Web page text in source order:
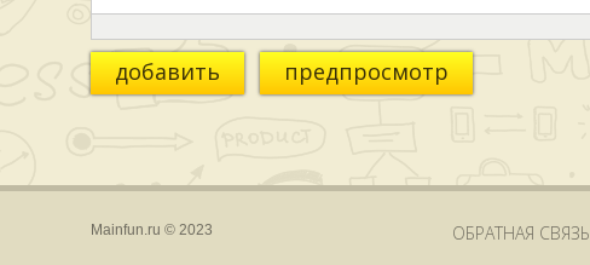
добавить предпросмотр
Mainfun.ru © 2023 ОБРАТНАЯ СВЯЗЬ